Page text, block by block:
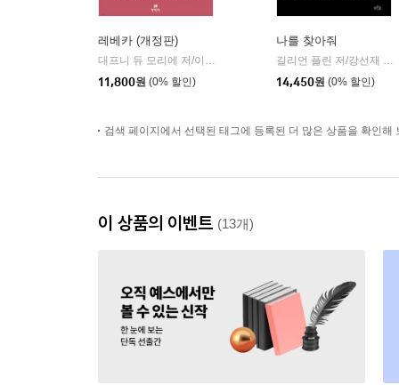
레베카 (개정판)
현대문학
11,800원 (0% 할인)
나를 찾아줘
14,450원 (0% 할인)
검색 페이지에서 선택된 태그에 등록된 더 많은 상품을 확인해
이 상품의 이벤트 (13개)